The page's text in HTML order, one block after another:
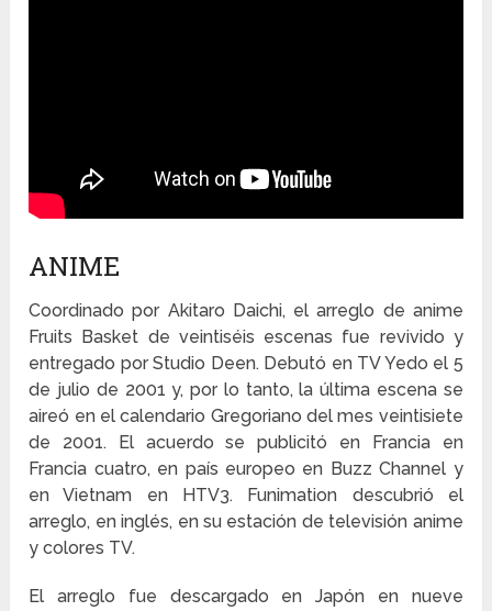
ANIME
Coordinado por Akitaro Daichi, el arreglo de anime
Fruits Basket de veintiséis escenas fue revivido y
entregado por Studio Deen. Debutó en TV Yedo el 5
de julio de 2001 y, por lo tanto, la última escena se
aireó en el calendario Gregoriano del mes veintisiete
de 2001. El acuerdo se publicitó en Francia en
Francia cuatro, en país europeo en Buzz Channel y
en Vietnam en HTV3. Funimation descubrió el
arreglo, en inglés, en su estación de televisión anime
y colores TV.
El arreglo fue descargado en Japón en nueve